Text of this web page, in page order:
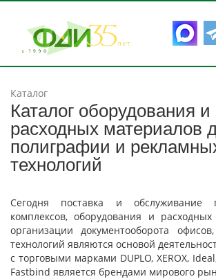
Каталог
Каталог оборудования и
расходных материалов
полиграфии и
технологий
Сегодня поставка и обслуживание
комплексов, оборудования и
организации документооборота
технологий являются основой
с торговыми марками DUPLO, XEROX,
Fastbind является брендами мирового